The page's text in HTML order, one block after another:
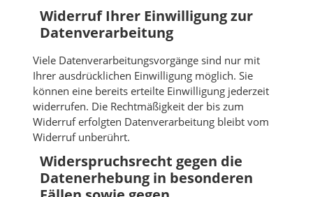
Widerruf Ihrer Einwilligung zur
Datenverarbeitung
Viele Datenverarbeitungsvorgänge sind nur mit
Ihrer ausdrücklichen Einwilligung möglich. Sie
können eine bereits erteilte Einwilligung jederzeit
widerrufen. Die Rechtmäßigkeit der bis zum
Widerruf erfolgten Datenverarbeitung bleibt vom
Widerruf unberührt.
Widerspruchsrecht gegen die
Datenerhebung in besonderen